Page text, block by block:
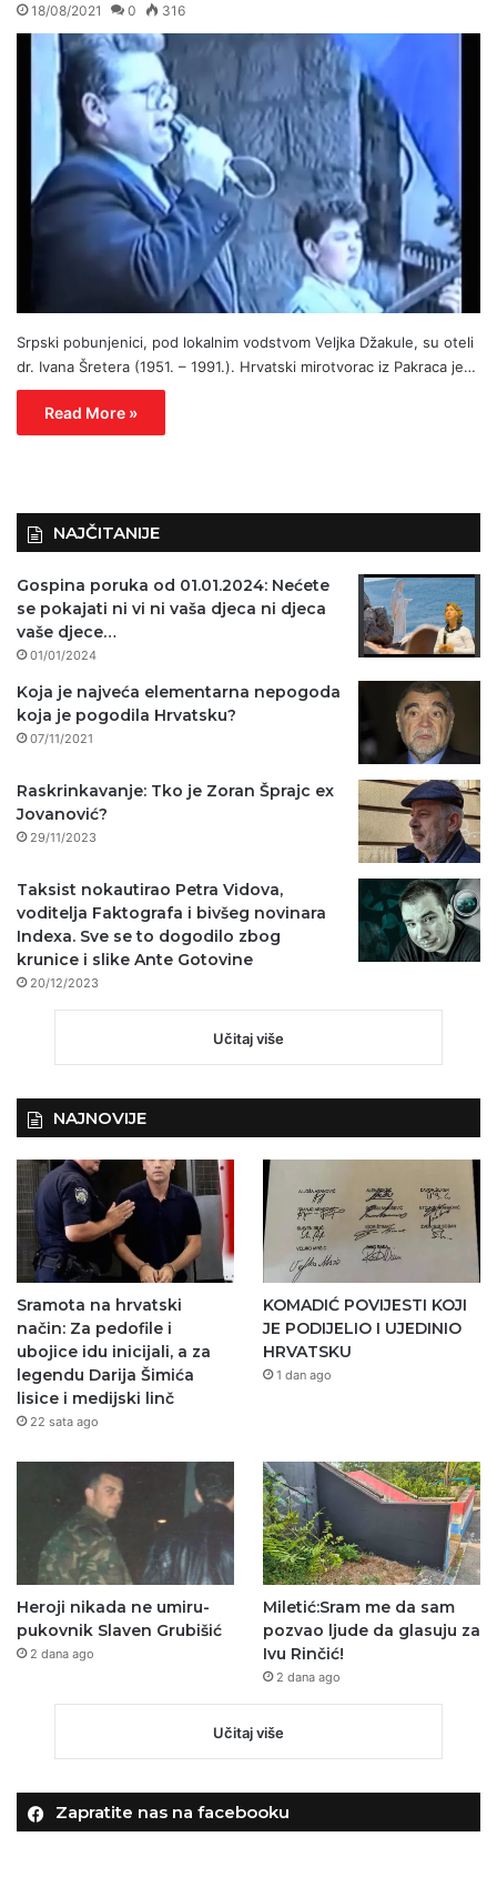
18/08/2021 0 316
Srpski pobunjenici, pod lokalnim vodstvom Veljka Džakule, su oteli
dr. Ivana Šretera (1951. – 1991.). Hrvatski mirotvorac iz Pakraca je…
Read More »
NAJČITANIJE
Gospina poruka od 01.01.2024: Nećete
se pokajati ni vi ni vaša djeca ni djeca
vaše djece…
01/01/2024
Koja je najveća elementarna nepogoda
koja je pogodila Hrvatsku?
07/11/2021
Raskrinkavanje: Tko je Zoran Šprajc ex
Jovanović?
29/11/2023
Taksist nokautirao Petra Vidova,
voditelja Faktografa i bivšeg novinara
Indexa. Sve se to dogodilo zbog
krunice i slike Ante Gotovine
20/12/2023
Učitaj više
NAJNOVIJE
Sramota na hrvatski
način: Za pedofile i
ubojice idu inicijali, a za
legendu Darija Šimića
lisice i medijski linč
22 sata ago
KOMADIĆ POVIJESTI KOJI
JE PODIJELIO I UJEDINIO
HRVATSKU
1 dan ago
Heroji nikada ne umiru-
pukovnik Slaven Grubišić
2 dana ago
Miletić:Sram me da sam
pozvao ljude da glasuju za
Ivu Rinčić!
2 dana ago
Učitaj više
Zapratite nas na facebooku